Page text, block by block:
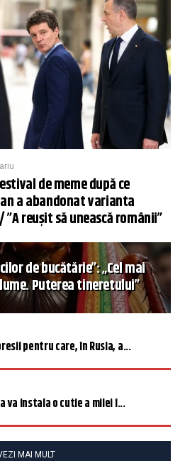
de meme după ce
a abandonat varianta
reușit să unească românii”
de bucătărie”: „Cel mai
Puterea tineretului”
pentru care, în Rusia, a...
va instala o cutie a milei î...
MAI MULT